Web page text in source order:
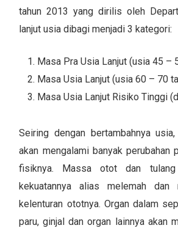
tahun 2013 yang dirilis oleh
lanjut usia dibagi menjadi 3 kategori:
Masa Pra Usia Lanjut (usia 45 –
Masa Usia Lanjut (usia 60 – 70
Masa Usia Lanjut Risiko Tinggi
Seiring dengan bertambahnya
akan mengalami banyak perubahan
fisiknya. Massa otot dan tulang
kekuatannya alias melemah dan
kelenturan ototnya. Organ dalam
paru, ginjal dan organ lainnya akan